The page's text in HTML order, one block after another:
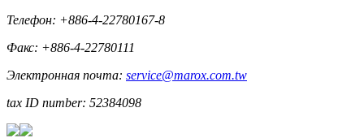
Телефон: +886-4-22780167-8
Факс: +886-4-22780111
Электронная почта: service@marox.com.tw
tax ID number: 52384098